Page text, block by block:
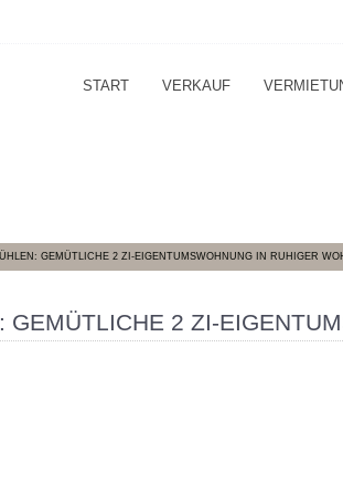
START VERKAUF
GEMÜTLICHE 2 ZI-EIGENTUMSWOHNUNG IN RUHIGER
2 ZI-